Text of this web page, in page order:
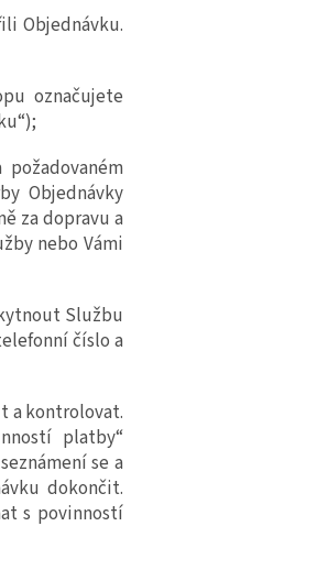
Objednávku.
označujete
Objednávky
za dopravu a
nebo Vámi
Službu
číslo a
a kontrolovat.
platby“
se a
dokončit.
s povinností